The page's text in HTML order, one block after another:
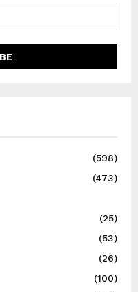
(598)
(473)
(25)
(53)
(26)
(100)